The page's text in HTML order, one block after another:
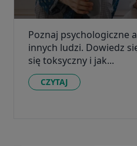
Poznaj psychologiczne
innych ludzi. Dowiedz
się toksyczny i jak...
CZYTAJ